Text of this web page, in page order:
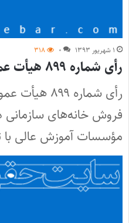
۱ شهریور ۱۳۹۳ ۰ ۳۱۸
رأی شماره ۸۹۹ هیأت عمومی دیوان عدالت اداری
رأی شماره
فروش خانه‌های سازمانی
مؤسسات آموزش عالی